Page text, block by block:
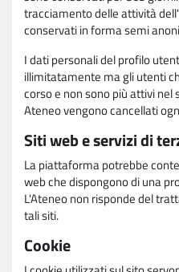
tracciamento delle attività
conservati in forma semi
I dati personali del profilo
illimitatamente ma gli utenti
corso e non sono più attivi
Ateneo vengono cancellati
Siti web e servizi di
La piattaforma potrebbe
web che dispongono di una
L'Ateneo non risponde del
tali siti.
Cookie